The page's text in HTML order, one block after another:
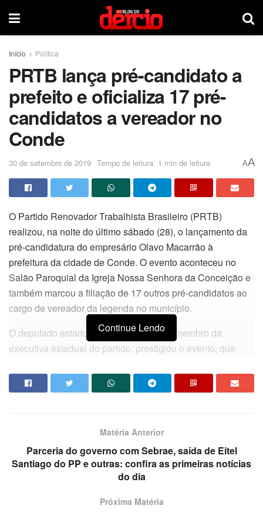
Início Política
PRTB lança pré-candidato a
prefeito e oficializa 17 pré-
candidatos a vereador no
Conde
30 de setembro de 2019 Tempo de leitura: 1 min de leitura AA
O Partido Renovador Trabalhista Brasileiro (PRTB)
realizou, na noite do último sábado (28), o lançamento da
pré-candidatura do empresário Olavo Macarrão à
prefeitura da cidade de Conde. O evento aconteceu no
Salão Paroquial da Igreja Nossa Senhora da Conceição e
também marcou a filiação de 17 outros pré-candidatos ao
cargo de vereador da legenda no município.
O deputado estadual Eduardo Carneiro membro da
executiva estadual do partido, prestigiou o evento, que
segmentos da cidade.
Continue Lendo
Matéria Anterior
Parceria do governo com Sebrae, saída de Eitel
Santiago do PP e outras: confira as primeiras notícias
do dia
Próxima Matéria